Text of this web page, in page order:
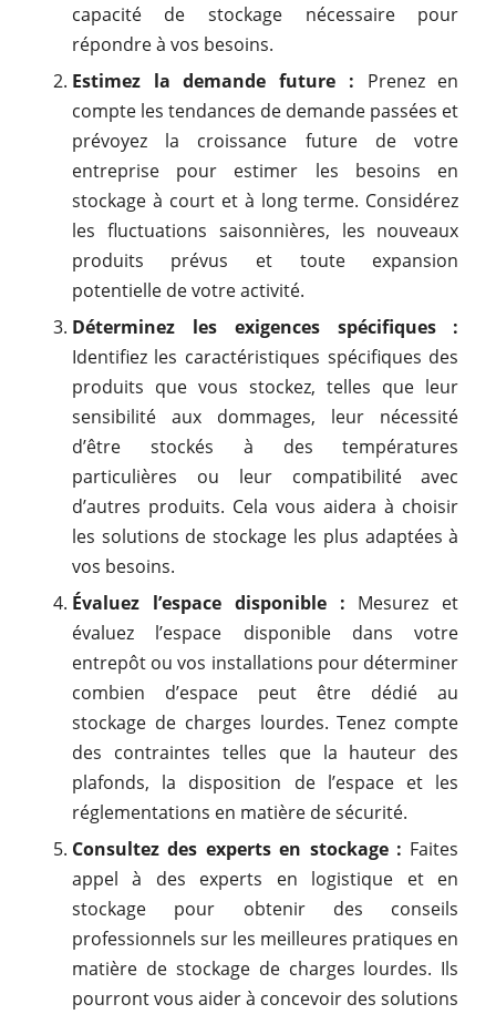
capacité de stockage nécessaire pour
répondre à vos besoins.
Estimez la demande future : Prenez en
compte les tendances de demande passées et
prévoyez la croissance future de votre
entreprise pour estimer les besoins en
stockage à court et à long terme. Considérez
les fluctuations saisonnières, les nouveaux
produits prévus et toute expansion
potentielle de votre activité.
Déterminez les exigences spécifiques :
Identifiez les caractéristiques spécifiques des
produits que vous stockez, telles que leur
sensibilité aux dommages, leur nécessité
d’être stockés à des températures
particulières ou leur compatibilité avec
d’autres produits. Cela vous aidera à choisir
les solutions de stockage les plus adaptées à
vos besoins.
Évaluez l’espace disponible : Mesurez et
évaluez l’espace disponible dans votre
entrepôt ou vos installations pour déterminer
combien d’espace peut être dédié au
stockage de charges lourdes. Tenez compte
des contraintes telles que la hauteur des
plafonds, la disposition de l’espace et les
réglementations en matière de sécurité.
Consultez des experts en stockage : Faites
appel à des experts en logistique et en
stockage pour obtenir des conseils
professionnels sur les meilleures pratiques en
matière de stockage de charges lourdes. Ils
pourront vous aider à concevoir des solutions